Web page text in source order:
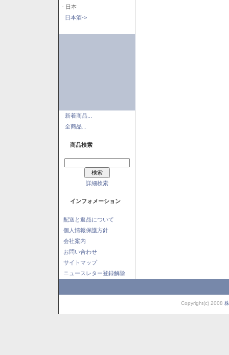
- 日本
日本酒->
新着商品...
全商品...
商品検索
詳細検索
インフォメーション
配送と返品について
個人情報保護方針
会社案内
お問い合わせ
サイトマップ
ニュースレター登録解除
Copyright(c) 2008